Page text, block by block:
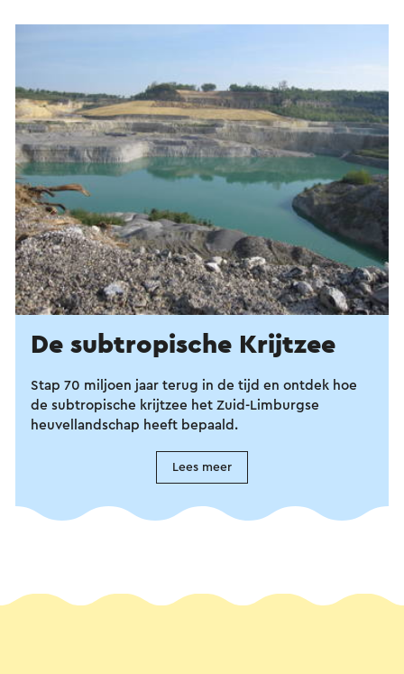
De subtropische Krijtzee
Stap 70 miljoen jaar terug in de tijd en ontdek hoe
de subtropische krijtzee het Zuid-Limburgse
heuvellandschap heeft bepaald.
Lees meer